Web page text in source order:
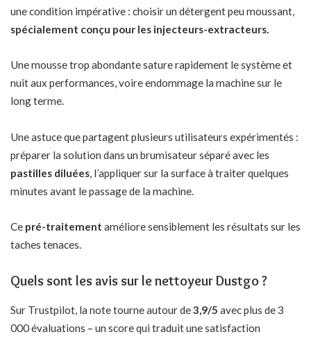
une condition impérative : choisir un détergent peu moussant,
spécialement conçu pour les injecteurs-extracteurs.
Une mousse trop abondante sature rapidement le système et
nuit aux performances, voire endommage la machine sur le
long terme.
Une astuce que partagent plusieurs utilisateurs expérimentés :
préparer la solution dans un brumisateur séparé avec les
pastilles diluées, l’appliquer sur la surface à traiter quelques
minutes avant le passage de la machine.
Ce pré-traitement améliore sensiblement les résultats sur les
taches tenaces.
Quels sont les avis sur le nettoyeur Dustgo ?
Sur Trustpilot, la note tourne autour de3,9/5 avec plus de 3
000 évaluations – un score qui traduit une satisfaction